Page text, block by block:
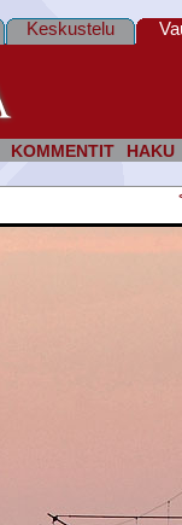
KOMMENTIT HAKU
Keskustelu